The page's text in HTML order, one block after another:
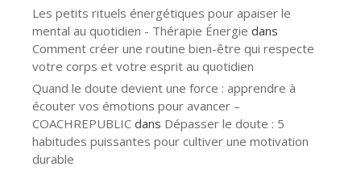
Les petits rituels énergétiques pour apaiser le
mental au quotidien - Thérapie Énergie dans
Comment créer une routine bien-être qui respecte
votre corps et votre esprit au quotidien
Quand le doute devient une force : apprendre à
écouter vos émotions pour avancer –
COACHREPUBLIC dans Dépasser le doute : 5
habitudes puissantes pour cultiver une motivation
durable